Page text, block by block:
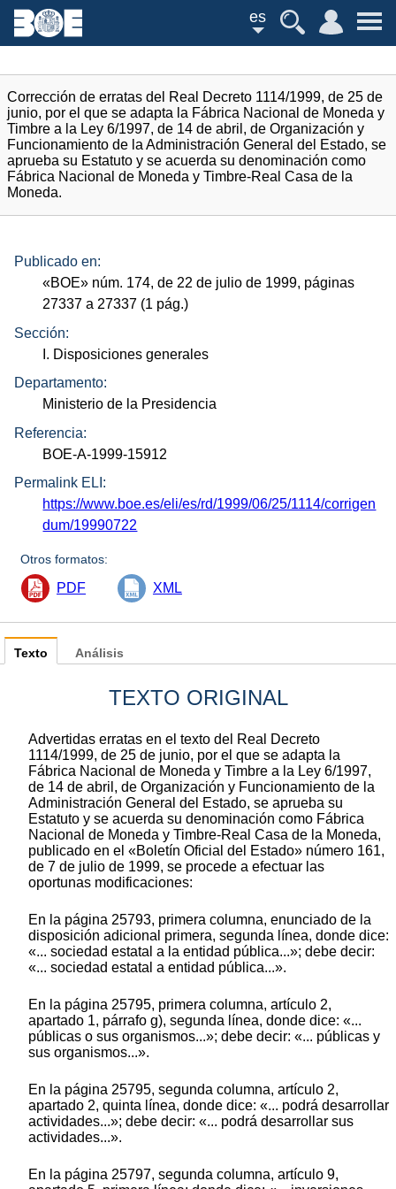
es
Corrección de erratas del Real Decreto 1114/1999, de 25 de
junio, por el que se adapta la Fábrica Nacional de Moneda y
Timbre a la Ley 6/1997, de 14 de abril, de Organización y
Funcionamiento de la Administración General del Estado, se
aprueba su Estatuto y se acuerda su denominación como
Fábrica Nacional de Moneda y Timbre-Real Casa de la
Moneda.
Publicado en:
«BOE» núm. 174, de 22 de julio de 1999, páginas
27337 a 27337 (1 pág.)
Sección:
I. Disposiciones generales
Departamento:
Ministerio de la Presidencia
Referencia:
BOE-A-1999-15912
Permalink ELI:
https://www.boe.es/eli/es/rd/1999/06/25/1114/corrigen
dum/19990722
Otros formatos:
PDF XML
Texto
TEXTO ORIGINAL
Advertidas erratas en el texto del Real Decreto
1114/1999, de 25 de junio, por el que se adapta la
Fábrica Nacional de Moneda y Timbre a la Ley 6/1997,
de 14 de abril, de Organización y Funcionamiento de la
Administración General del Estado, se aprueba su
Estatuto y se acuerda su denominación como Fábrica
Nacional de Moneda y Timbre-Real Casa de la Moneda,
publicado en el «Boletín Oficial del Estado» número 161,
de 7 de julio de 1999, se procede a efectuar las
oportunas modificaciones:
En la página 25793, primera columna, enunciado de la
disposición adicional primera, segunda línea, donde dice:
«... sociedad estatal a la entidad pública...»; debe decir:
«... sociedad estatal a entidad pública...».
En la página 25795, primera columna, artículo 2,
apartado 1, párrafo g), segunda línea, donde dice: «...
públicas o sus organismos...»; debe decir: «... públicas y
sus organismos...».
En la página 25795, segunda columna, artículo 2,
apartado 2, quinta línea, donde dice: «... podrá desarrollar
actividades...»; debe decir: «... podrá desarrollar sus
actividades...».
En la página 25797, segunda columna, artículo 9,
Análisis